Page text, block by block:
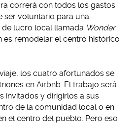
correrá con todos los gastos
ser voluntario para una
de lucro local llamada Wonder
es remodelar el centro histórico
los cuatro afortunados se
en Airbnb. El trabajo será
invitados y dirigirlos a sus
de la comunidad local o en
el centro del pueblo. Pero eso